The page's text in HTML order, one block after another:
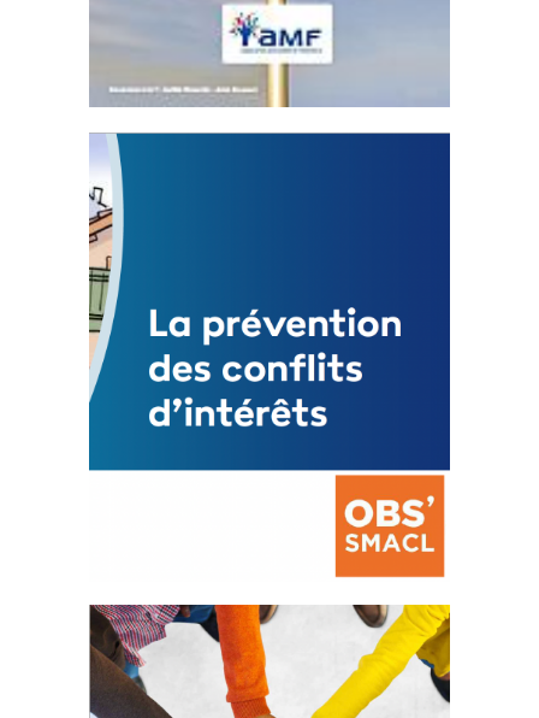
Statut de l’élu local
3 avril 2024
Mise à jour avril 2024
FEUILLETER
La prévention des conflits
d’intérêts
18 septembre 2023
FEUILLETER